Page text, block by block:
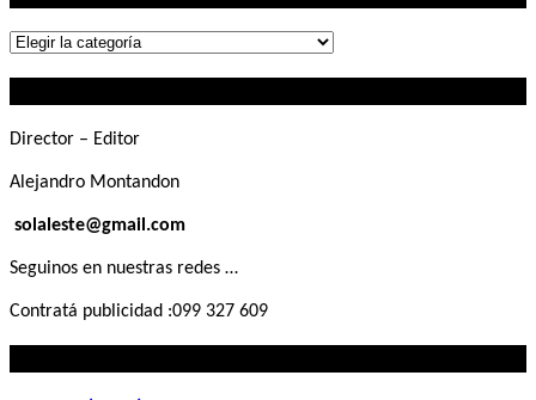
Lo
Director – Editor
Alejandro Montandon
solaleste@gmail.com
Seguinos en nuestras redes …
Contratá publicidad :099 327 609